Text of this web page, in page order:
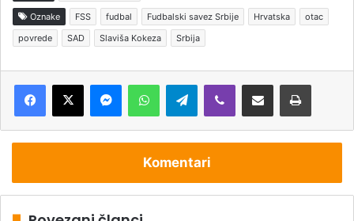
Oznake FSS fudbal Fudbalski savez Srbije Hrvatska
otac
povrede
SAD Slaviša Kokeza Srbija
Telegram
Komentari